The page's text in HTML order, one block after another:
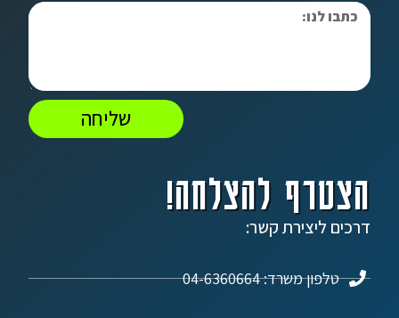
הצטרף להצלחה!
דרכים ליצירת קשר:
טלפון משרד: 04-6360664
שליחה